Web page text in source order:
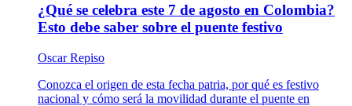
¿Qué se celebra este 7 de agosto en Colombia?
Esto debe saber sobre el puente festivo
Oscar Repiso
Conozca el origen de esta fecha patria, por qué es festivo
nacional y cómo será la movilidad durante el puente en